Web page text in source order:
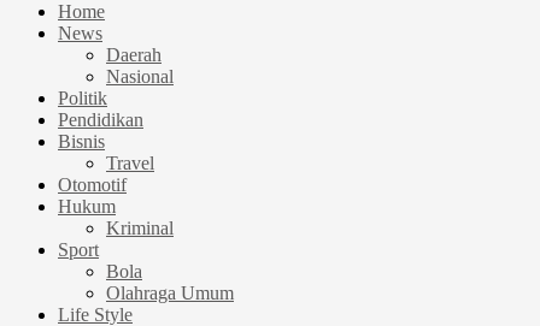
Home
News
Daerah
Nasional
Politik
Pendidikan
Bisnis
Travel
Otomotif
Hukum
Kriminal
Sport
Bola
Olahraga Umum
Life Style